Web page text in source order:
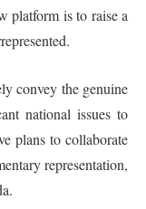
platform is to raise a
convey the genuine
national issues to
plans to collaborate
representation,